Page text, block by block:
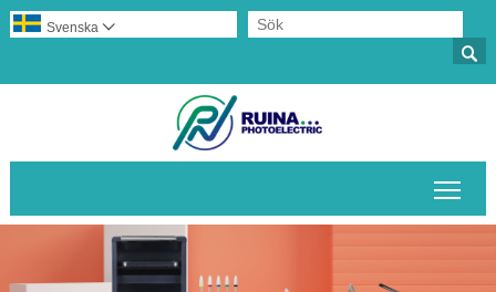

Svenska 